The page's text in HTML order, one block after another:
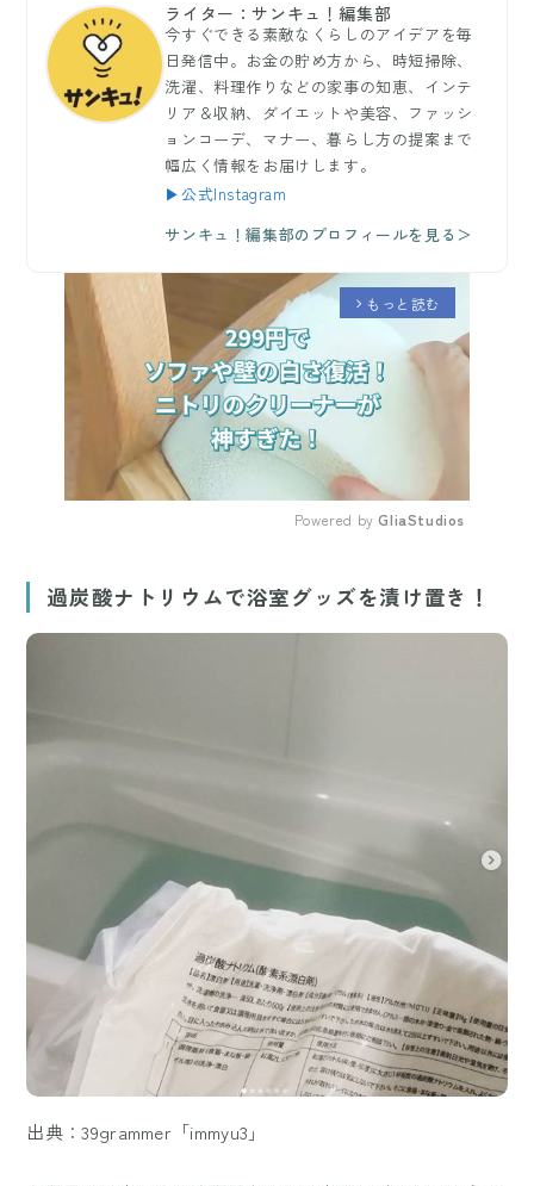
ライター：サンキュ！編集部
今すぐできる素敵なくらしのアイデアを毎
日発信中。お金の貯め方から、時短掃除、
洗濯、料理作りなどの家事の知恵、インテ
リア＆収納、ダイエットや美容、ファッシ
ョンコーデ、マナー、暮らし方の提案まで
幅広く情報をお届けします。
▶公式Instagram
サンキュ！編集部のプロフィールを見る＞
arrow_forward_ios もっと読む
Powered by GliaStudios
過炭酸ナトリウムで浴室グッズを漬け置き！
出典：39grammer「immyu3」